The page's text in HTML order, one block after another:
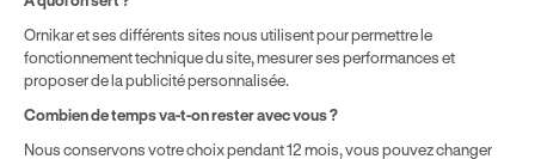
solde disponible sur le Compte Personnel de Formation et du
prix de la formation choisie.
Ornikar et ses différents sites nous utilisent pour permettre le
fonctionnement technique du site, mesurer ses performances et
proposer de la publicité personnalisée.
Combien de temps va-t-on rester avec vous ?
Nous conservons votre choix pendant 12 mois, vous pouvez changer